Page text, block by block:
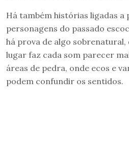
Há também histórias ligadas a
personagens do passado
há prova de algo
lugar faz cada som parecer
áreas de pedra, onde ecos e
podem confundir os sentidos.